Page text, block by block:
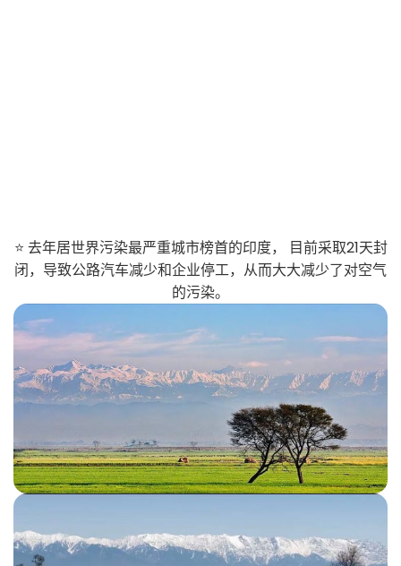
⭐ 去年居世界污染最严重城市榜首的印度， 目前采取21天封
闭，导致公路汽车减少和企业停工，从而大大减少了对空气
的污染。